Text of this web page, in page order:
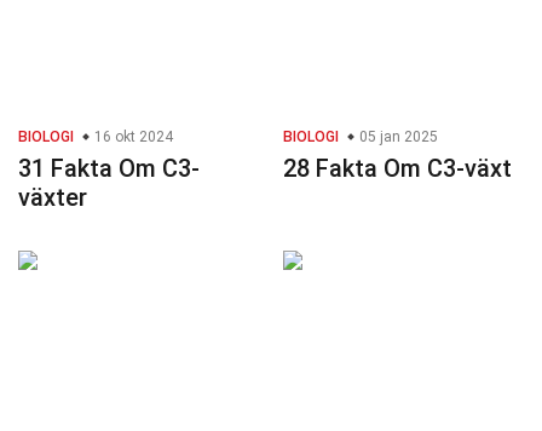
BIOLOGI 16 okt 2024
31 Fakta Om C3-
växter
BIOLOGI 05 jan 2025
28 Fakta Om C3-växt